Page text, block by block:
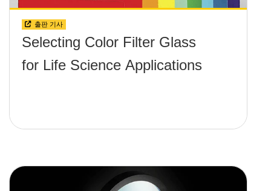
출판 기사
Selecting Color Filter Glass
for Life Science Applications